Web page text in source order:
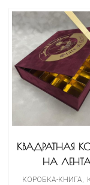
КВАДРАТНАЯ
НА
КОРОБКА-КНИГА